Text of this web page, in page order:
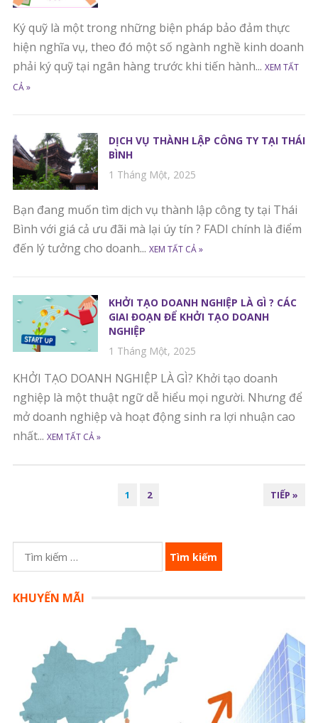
Ký quỹ là một trong những biện pháp bảo đảm thực
hiện nghĩa vụ, theo đó một số ngành nghề kinh doanh
phải ký quỹ tại ngân hàng trước khi tiến hành... XEM TẤT
CẢ »
DỊCH VỤ THÀNH LẬP CÔNG TY TẠI THÁI
BÌNH
1 Tháng Một, 2025
Bạn đang muốn tìm dịch vụ thành lập công ty tại Thái
Bình với giá cả ưu đãi mà lại úy tín ? FADI chính là điểm
đến lý tưởng cho doanh... XEM TẤT CẢ »
KHỞI TẠO DOANH NGHIỆP LÀ GÌ ? CÁC
GIAI ĐOẠN ĐỂ KHỞI TẠO DOANH
NGHIỆP
1 Tháng Một, 2025
KHỞI TẠO DOANH NGHIỆP LÀ GÌ? Khởi tạo doanh
nghiệp là một thuật ngữ dễ hiểu mọi người. Nhưng để
mở doanh nghiệp và hoạt động sinh ra lợi nhuận cao
nhất... XEM TẤT CẢ »
H
1 2 TIẾP »
ì
KHUYẾN MÃI